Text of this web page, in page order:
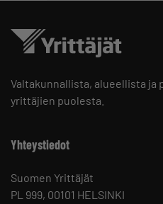
Valtakunnallista, alueellista
yrittäjien puolesta.
Yhteystiedot
Suomen Yrittäjät
PL 999, 00101 HELSINKI